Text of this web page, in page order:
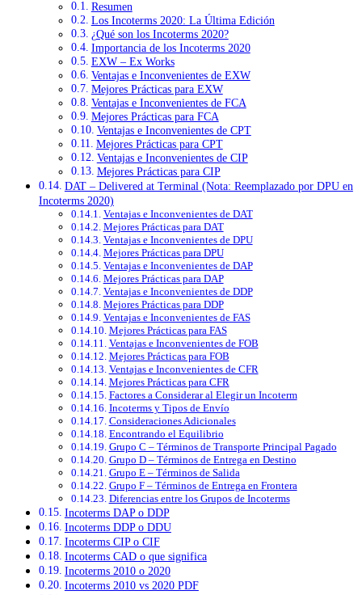
Resumen
Los Incoterms 2020: La Última Edición
¿Qué son los Incoterms 2020?
Importancia de los Incoterms 2020
EXW – Ex Works
Ventajas e Inconvenientes de EXW
Mejores Prácticas para EXW
Ventajas e Inconvenientes de FCA
Mejores Prácticas para FCA
Ventajas e Inconvenientes de CPT
Mejores Prácticas para CPT
Ventajas e Inconvenientes de CIP
Mejores Prácticas para CIP
DAT – Delivered at Terminal (Nota: Reemplazado por DPU en
Incoterms 2020)
Ventajas e Inconvenientes de DAT
Mejores Prácticas para DAT
Ventajas e Inconvenientes de DPU
Mejores Prácticas para DPU
Ventajas e Inconvenientes de DAP
Mejores Prácticas para DAP
Ventajas e Inconvenientes de DDP
Mejores Prácticas para DDP
Ventajas e Inconvenientes de FAS
Mejores Prácticas para FAS
Ventajas e Inconvenientes de FOB
Mejores Prácticas para FOB
Ventajas e Inconvenientes de CFR
Mejores Prácticas para CFR
Factores a Considerar al Elegir un Incoterm
Incoterms y Tipos de Envío
Consideraciones Adicionales
Encontrando el Equilibrio
Grupo C – Términos de Transporte Principal Pagado
Grupo D – Términos de Entrega en Destino
Grupo E – Términos de Salida
Grupo F – Términos de Entrega en Frontera
Diferencias entre los Grupos de Incoterms
Incoterms DAP o DDP
Incoterms DDP o DDU
Incoterms CIP o CIF
Incoterms CAD o que significa
Incoterms 2010 o 2020
Incoterms 2010 vs 2020 PDF